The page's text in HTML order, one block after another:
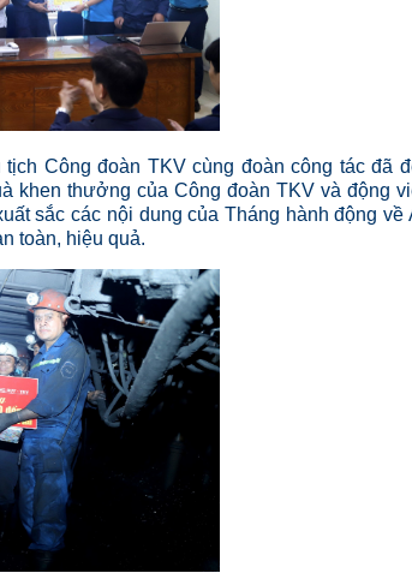
Công đoàn TKV cùng đoàn công tác đã
khen thưởng của Công đoàn TKV và động
sắc các nội dung của Tháng hành động về
toàn, hiệu quả.